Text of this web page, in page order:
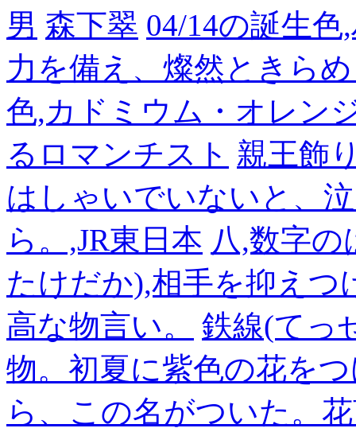
男 森下翠 04/14の誕生
力を備え、燦然ときら
色,カドミウム・オレン
るロマンチスト 親王飾
はしゃいでいないと、
ら。,JR東日本 八,数字
たけだか),相手を抑えつ
高な物言い。
鉄線(てっ
物。初夏に紫色の花を
ら、この名がついた。